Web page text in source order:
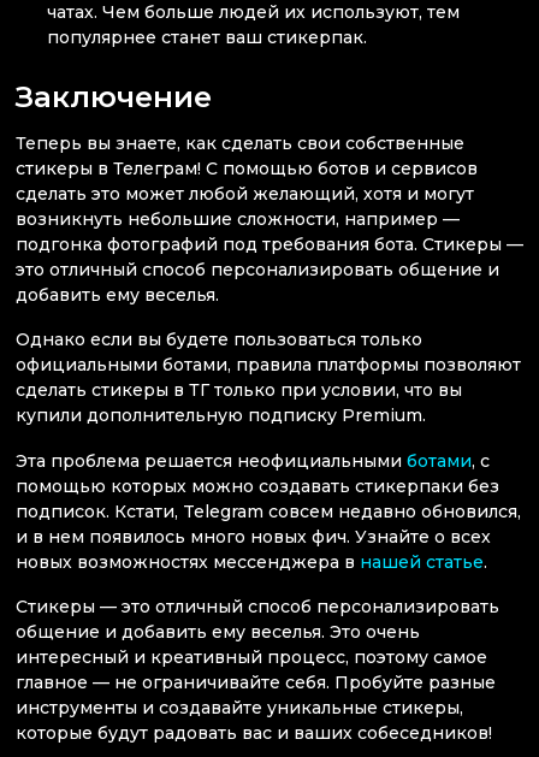
чатах. Чем больше людей их используют, тем
популярнее станет ваш стикерпак.
Заключение
Теперь вы знаете, как сделать свои собственные
стикеры в Телеграм! С помощью ботов и сервисов
сделать это может любой желающий, хотя и могут
возникнуть небольшие сложности, например —
подгонка фотографий под требования бота. Стикеры —
это отличный способ персонализировать общение и
добавить ему веселья.
Однако если вы будете пользоваться только
официальными ботами, правила платформы позволяют
сделать стикеры в ТГ только при условии, что вы
купили дополнительную подписку Premium.
Эта проблема решается неофициальными ботами, с
помощью которых можно создавать стикерпаки без
подписок. Кстати, Telegram совсем недавно обновился,
и в нем появилось много новых фич. Узнайте о всех
новых возможностях мессенджера в нашей статье.
Стикеры — это отличный способ персонализировать
общение и добавить ему веселья. Это очень
интересный и креативный процесс, поэтому самое
главное — не ограничивайте себя. Пробуйте разные
инструменты и создавайте уникальные стикеры,
которые будут радовать вас и ваших собеседников!